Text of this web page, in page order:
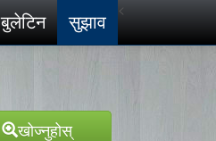
बुलेटिन
<
सुझाव
खोज्‍नुहोस्